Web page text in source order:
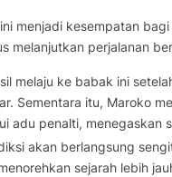
menjadi kesempatan
melanjutkan perjalanan
melaju ke babak ini
Sementara itu, Maroko
adu penalti,
akan berlangsung
sejarah lebih